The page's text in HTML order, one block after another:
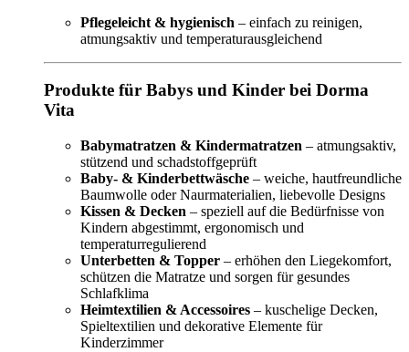
Pflegeleicht & hygienisch – einfach zu reinigen,
atmungsaktiv und temperaturausgleichend
Produkte für Babys und Kinder bei Dorma
Vita
Babymatratzen & Kindermatratzen – atmungsaktiv,
stützend und schadstoffgeprüft
Baby- & Kinderbettwäsche – weiche, hautfreundliche
Baumwolle oder Naurmaterialien, liebevolle Designs
Kissen & Decken – speziell auf die Bedürfnisse von
Kindern abgestimmt, ergonomisch und
temperaturregulierend
Unterbetten & Topper – erhöhen den Liegekomfort,
schützen die Matratze und sorgen für gesundes
Schlafklima
Heimtextilien & Accessoires – kuschelige Decken,
Spieltextilien und dekorative Elemente für
Kinderzimmer